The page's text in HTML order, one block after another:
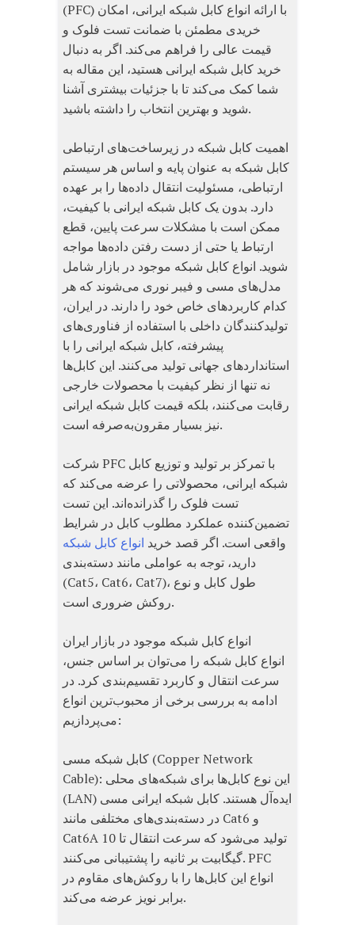
(PFC) با ارائه انواع کابل شبکه ایرانی، امکان
خریدی مطمئن با ضمانت تست فلوک و
قیمت عالی را فراهم می‌کند. اگر به دنبال
خرید کابل شبکه ایرانی هستید، این مقاله به
شما کمک می‌کند تا با جزئیات بیشتری آشنا
شوید و بهترین انتخاب را داشته باشید.
اهمیت کابل شبکه در زیرساخت‌های ارتباطی
کابل شبکه به عنوان پایه و اساس هر سیستم
ارتباطی، مسئولیت انتقال داده‌ها را بر عهده
دارد. بدون یک کابل شبکه ایرانی با کیفیت،
ممکن است با مشکلات سرعت پایین، قطع
ارتباط یا حتی از دست رفتن داده‌ها مواجه
شوید. انواع کابل شبکه موجود در بازار شامل
مدل‌های مسی و فیبر نوری می‌شوند که هر
کدام کاربردهای خاص خود را دارند. در ایران،
تولیدکنندگان داخلی با استفاده از فناوری‌های
پیشرفته، کابل شبکه ایرانی را با
استانداردهای جهانی تولید می‌کنند. این کابل‌ها
نه تنها از نظر کیفیت با محصولات خارجی
رقابت می‌کنند، بلکه قیمت کابل شبکه ایرانی
نیز بسیار مقرون‌به‌صرفه است.
شرکت PFC با تمرکز بر تولید و توزیع کابل
شبکه ایرانی، محصولاتی را عرضه می‌کند که
تست فلوک را گذرانده‌اند. این تست
تضمین‌کننده عملکرد مطلوب کابل در شرایط
واقعی است. اگر قصد خرید انواع کابل شبکه
دارید، توجه به عواملی مانند دسته‌بندی
(Cat5، Cat6، Cat7)، طول کابل و نوع
روکش ضروری است.
انواع کابل شبکه موجود در بازار ایران
انواع کابل شبکه را می‌توان بر اساس جنس،
سرعت انتقال و کاربرد تقسیم‌بندی کرد. در
ادامه به بررسی برخی از محبوب‌ترین انواع
می‌پردازیم:
کابل شبکه مسی (Copper Network
Cable): این نوع کابل‌ها برای شبکه‌های محلی
(LAN) ایده‌آل هستند. کابل شبکه ایرانی مسی
در دسته‌بندی‌های مختلفی مانند Cat6 و
Cat6A تولید می‌شود که سرعت انتقال تا 10
گیگابیت بر ثانیه را پشتیبانی می‌کنند. PFC
انواع این کابل‌ها را با روکش‌های مقاوم در
برابر نویز عرضه می‌کند.